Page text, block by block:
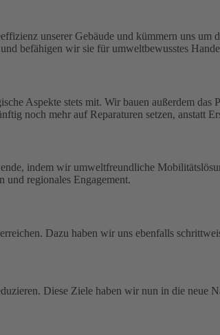
unserer Gebäude und kümmern uns um
befähigen wir sie für umweltbewusstes
Aspekte stets mit. Wir bauen außerdem
noch mehr auf Reparaturen setzen, anstatt
indem wir umweltfreundliche
und regionales Engagement.
Dazu haben wir uns ebenfalls
Diese Ziele haben wir nun in die neue